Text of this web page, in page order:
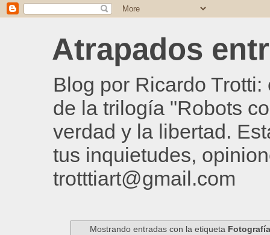
Atrapados
Blog por Ricardo
de la trilogía "Robots
verdad y la libertad.
tus inquietudes,
trotttiart@gmail.com
Mostrando entradas con la etiqueta